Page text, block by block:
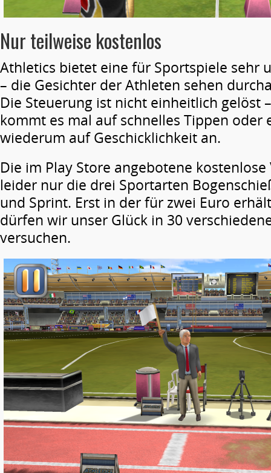
Nur teilweise kostenlos
Athletics bietet eine für Sportspiele sehr
– die Gesichter der Athleten sehen
Die Steuerung ist nicht einheitlich gelöst
kommt es mal auf schnelles Tippen oder
wiederum auf Geschicklichkeit an.
Die im Play Store angebotene
leider nur die drei Sportarten
und Sprint. Erst in der für zwei Euro
dürfen wir unser Glück in 30
versuchen.